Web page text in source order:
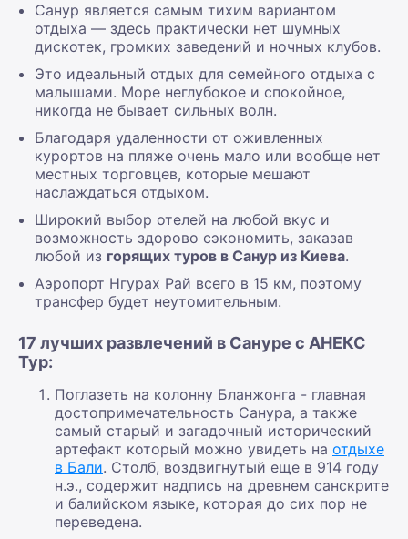
Санур является самым тихим вариантом
отдыха — здесь практически нет шумных
дискотек, громких заведений и ночных клубов.
Это идеальный отдых для семейного отдыха с
малышами. Море неглубокое и спокойное,
никогда не бывает сильных волн.
Благодаря удаленности от оживленных
курортов на пляже очень мало или вообще нет
местных торговцев, которые мешают
наслаждаться отдыхом.
Широкий выбор отелей на любой вкус и
возможность здорово сэкономить, заказав
любой из горящих туров в Санур из Киева.
Аэропорт Нгурах Рай всего в 15 км, поэтому
трансфер будет неутомительным.
17 лучших развлечений в Сануре с АНЕКС
Тур:
Поглазеть на колонну Бланжонга - главная
достопримечательность Санура, а также
самый старый и загадочный исторический
артефакт который можно увидеть на отдыхе
в Бали. Столб, воздвигнутый еще в 914 году
н.э., содержит надпись на древнем санскрите
и балийском языке, которая до сих пор не
переведена.